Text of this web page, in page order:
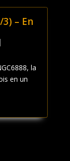
– En
la
en un